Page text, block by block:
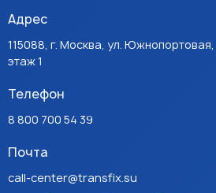
Адрес
115088, г. Москва, ул.
этаж 1
Телефон
8 800 700 54 39
Почта
call-center@transfix.su